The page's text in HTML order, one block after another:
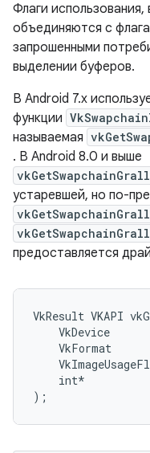
Флаги
объединяются с
запрошенными
выделении буферов.
В Android 7.x
функции
называемая
. В Android 8.0 и выше
устаревшей, но по-
предоставляется
VkResult VKAPI
VkDevice
VkFormat
int*